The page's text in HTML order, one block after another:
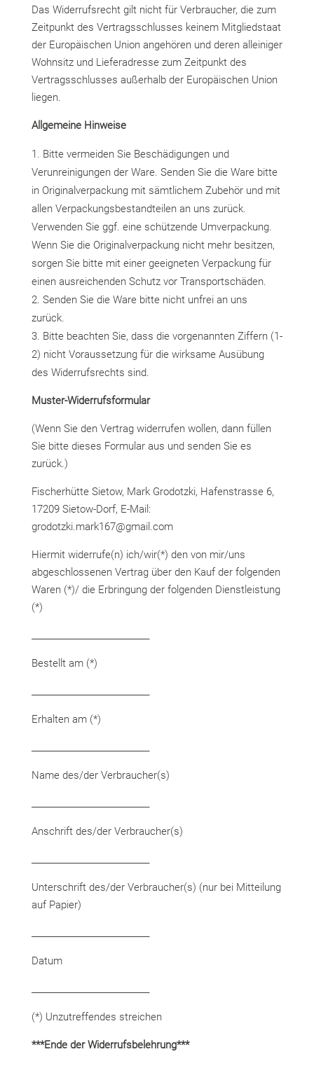
Das Widerrufsrecht gilt nicht für Verbraucher, die zum
Zeitpunkt des Vertragsschlusses keinem Mitgliedstaat
der Europäischen Union angehören und deren alleiniger
Wohnsitz und Lieferadresse zum Zeitpunkt des
Vertragsschlusses außerhalb der Europäischen Union
liegen.
Allgemeine Hinweise
Bitte vermeiden Sie Beschädigungen und
Verunreinigungen der Ware. Senden Sie die Ware bitte
in Originalverpackung mit sämtlichem Zubehör und mit
allen Verpackungsbestandteilen an uns zurück.
Verwenden Sie ggf. eine schützende Umverpackung.
Wenn Sie die Originalverpackung nicht mehr besitzen,
sorgen Sie bitte mit einer geeigneten Verpackung für
einen ausreichenden Schutz vor Transportschäden.
Senden Sie die Ware bitte nicht unfrei an uns
zurück.
Bitte beachten Sie, dass die vorgenannten Ziffern (1-
2) nicht Voraussetzung für die wirksame Ausübung
des Widerrufsrechts sind.
Muster-Widerrufsformular
(Wenn Sie den Vertrag widerrufen wollen, dann füllen
Sie bitte dieses Formular aus und senden Sie es
zurück.)
Fischerhütte Sietow, Mark Grodotzki, Hafenstrasse 6,
17209 Sietow-Dorf, E-Mail:
grodotzki.mark167@gmail.com
Hiermit widerrufe(n) ich/wir(*) den von mir/uns
abgeschlossenen Vertrag über den Kauf der folgenden
Waren (*)/ die Erbringung der folgenden Dienstleistung
(*)
Bestellt am (*)
Erhalten am (*)
Name des/der Verbraucher(s)
Anschrift des/der Verbraucher(s)
Unterschrift des/der Verbraucher(s) (nur bei Mitteilung
auf Papier)
Datum
(*) Unzutreffendes streichen
***Ende der Widerrufsbelehrung***